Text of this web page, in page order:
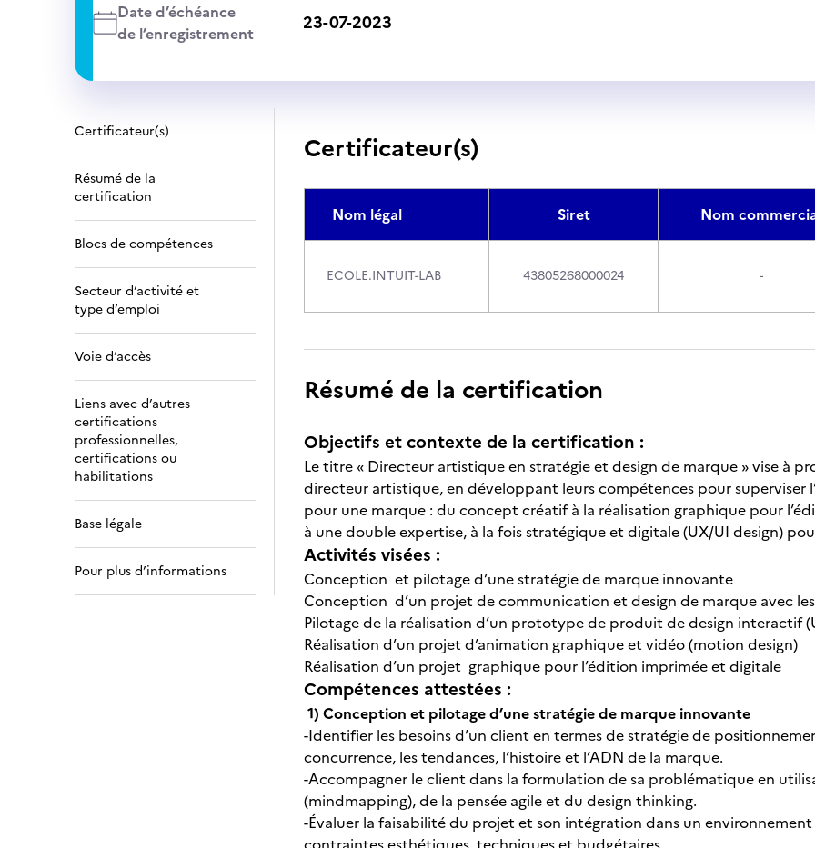
Date d’échéance
de l’enregistrement
23-07-2023
Certificateur(s)
Résumé de la
certification
Blocs de compétences
Secteur d’activité et
type d’emploi
Voie d’accès
Liens avec d’autres
certifications
professionnelles,
certifications ou
habilitations
Base légale
Pour plus d’informations
Certificateur(s)
Nom légal Siret Nom
ECOLE.INTUIT-LAB 43805268000024 -
Résumé de la certification
Objectifs et contexte de la certification :
Le titre « Directeur artistique en stratégie et design de marque » vise à
directeur artistique, en développant leurs compétences pour superviser
pour une marque : du concept créatif à la réalisation graphique pour
à une double expertise, à la fois stratégique et digitale (UX/UI design)
Activités visées :
Conception et pilotage d’une stratégie de marque innovante
Conception d’un projet de communication et design de marque avec
Pilotage de la réalisation d’un prototype de produit de design interactif
Réalisation d’un projet d’animation graphique et vidéo (motion design)
Réalisation d’un projet graphique pour l’édition imprimée et digitale
Compétences attestées :
1) Conception et pilotage d’une stratégie de marque innovante
-Identifier les besoins d’un client en termes de stratégie de
concurrence, les tendances, l’histoire et l’ADN de la marque.
-Accompagner le client dans la formulation de sa problématique en
(mindmapping), de la pensée agile et du design thinking.
-Évaluer la faisabilité du projet et son intégration dans un